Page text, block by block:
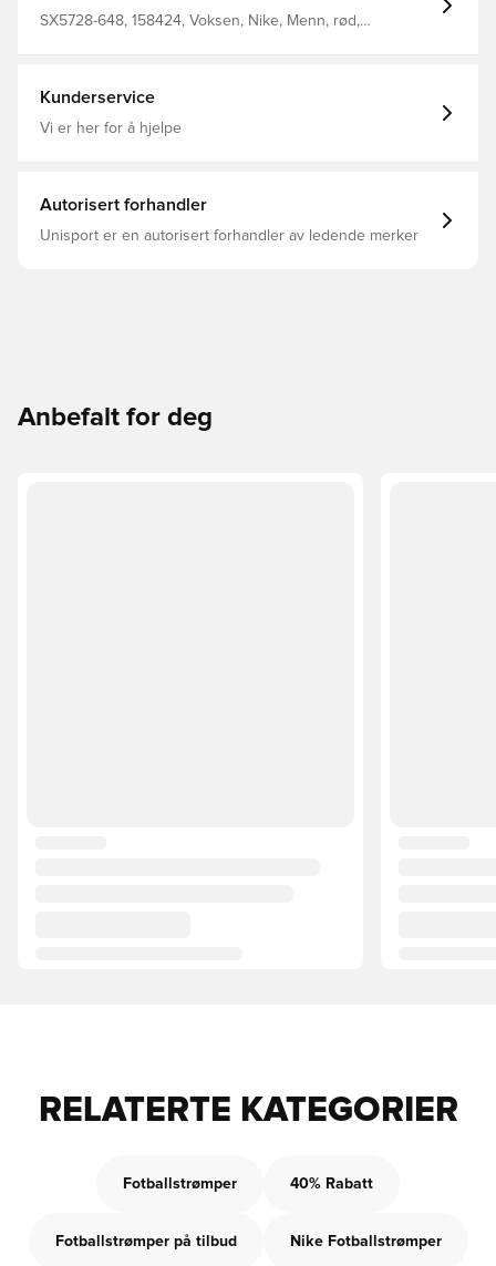
SX5728-648, 158424, Voksen, Nike, Menn, rød,
Kunderservice
Vi er her for å hjelpe
Autorisert forhandler
Unisport er en autorisert forhandler av ledende merker
Anbefalt for deg
RELATERTE KATEGORIER
Fotballstrømper 40% Rabatt
Fotballstrømper på tilbud Nike Fotballstrømper